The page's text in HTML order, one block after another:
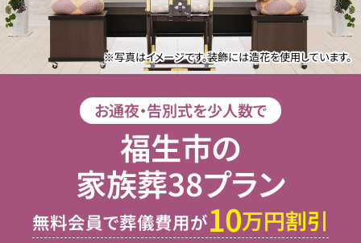
※写真はイメージです。装飾には造花を使用しています。
お通夜・告別式を少人数で
福生市の
家族葬38プラン
無料会員で葬儀費用が10万円割引